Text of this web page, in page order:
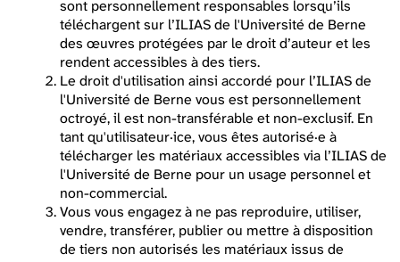
sont personnellement responsables lorsqu’ils
téléchargent sur l’ILIAS de l'Université de Berne
des œuvres protégées par le droit d’auteur et les
rendent accessibles à des tiers.
Le droit d'utilisation ainsi accordé pour l’ILIAS de
l'Université de Berne vous est personnellement
octroyé, il est non-transférable et non-exclusif. En
tant qu'utilisateur·ice, vous êtes autorisé·e à
télécharger les matériaux accessibles via l’ILIAS de
l'Université de Berne pour un usage personnel et
non-commercial.
Vous vous engagez à ne pas reproduire, utiliser,
vendre, transférer, publier ou mettre à disposition
de tiers non autorisés les matériaux issus de